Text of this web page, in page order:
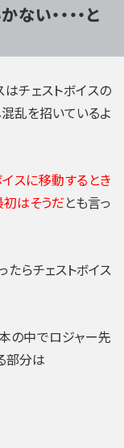
い・・・・と
はチェストボイスの
乱を招いているよ
スに移動するとき
はそうだとも言っ
たらチェストボイス
の中でロジャー先
部分は